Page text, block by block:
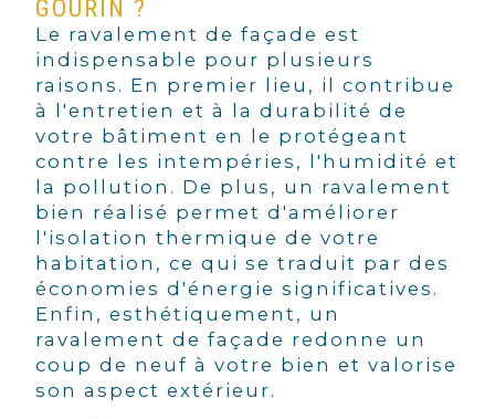
GOURIN ?
Le ravalement de façade est
indispensable pour plusieurs
raisons. En premier lieu, il contribue
à l'entretien et à la durabilité de
votre bâtiment en le protégeant
contre les intempéries, l'humidité et
la pollution. De plus, un ravalement
bien réalisé permet d'améliorer
l'isolation thermique de votre
habitation, ce qui se traduit par des
économies d'énergie significatives.
Enfin, esthétiquement, un
ravalement de façade redonne un
coup de neuf à votre bien et valorise
son aspect extérieur.